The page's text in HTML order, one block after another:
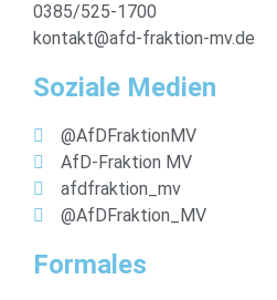
0385/525-1700
kontakt@afd-fraktion-mv.de
Soziale Medien
@AfDFraktionMV
AfD-Fraktion MV
afdfraktion_mv
@AfDFraktion_MV
Formales